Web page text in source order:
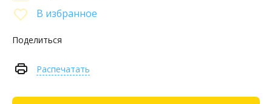
В избранное
Поделиться
Распечатать